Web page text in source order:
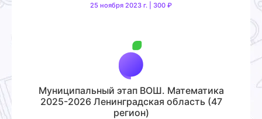
25 ноября 2023 г. | 300 ₽
Муниципальный этап ВОШ. Математика
2025-2026 Ленинградская область (47
регион)